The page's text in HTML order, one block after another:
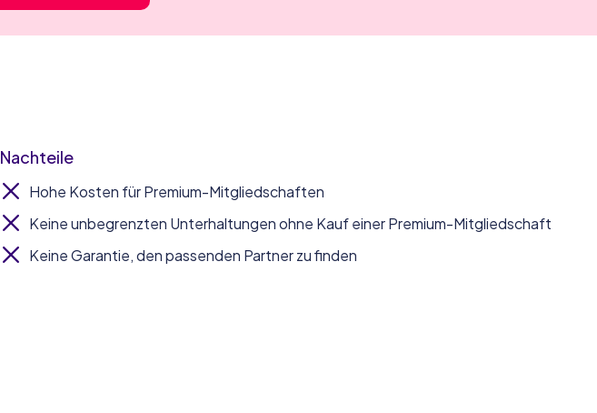
Nachteile
Hohe Kosten für Premium-Mitgliedschaften
Keine unbegrenzten Unterhaltungen ohne Kauf einer Premium-Mitgliedschaft
Keine Garantie, den passenden Partner zu finden